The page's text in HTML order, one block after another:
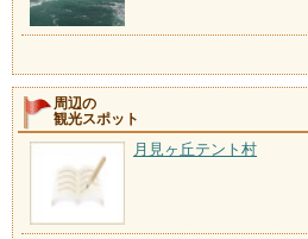
周辺の
観光スポット
月見ヶ丘テント村